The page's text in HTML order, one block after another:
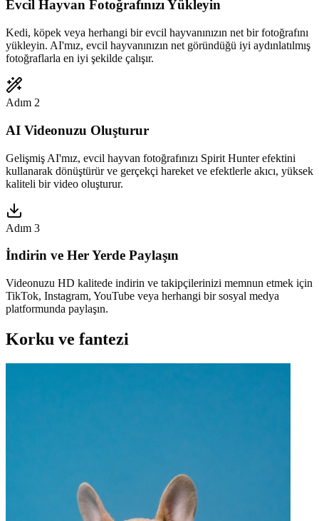
Evcil Hayvan Fotoğrafınızı Yükleyin
Kedi, köpek veya herhangi bir evcil hayvanınızın net bir fotoğrafını
yükleyin. AI'mız, evcil hayvanınızın net göründüğü iyi aydınlatılmış
fotoğraflarla en iyi şekilde çalışır.
Adım 2
AI Videonuzu Oluşturur
Gelişmiş AI'mız, evcil hayvan fotoğrafınızı Spirit Hunter efektini
kullanarak dönüştürür ve gerçekçi hareket ve efektlerle akıcı, yüksek
kaliteli bir video oluşturur.
Adım 3
İndirin ve Her Yerde Paylaşın
Videonuzu HD kalitede indirin ve takipçilerinizi memnun etmek için
TikTok, Instagram, YouTube veya herhangi bir sosyal medya
platformunda paylaşın.
Korku ve fantezi